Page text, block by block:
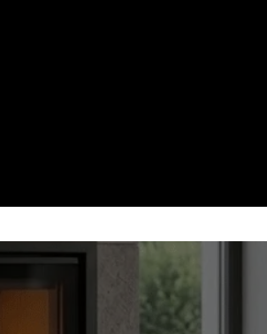
– INCALZIRE
intreaga casa pe lemne, cu foc
Romotop se conecteaza la
existenta.